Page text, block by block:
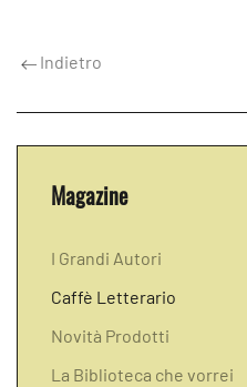
Indietro
Magazine
I Grandi Autori
Caffè Letterario
Novità Prodotti
La Biblioteca che vorrei